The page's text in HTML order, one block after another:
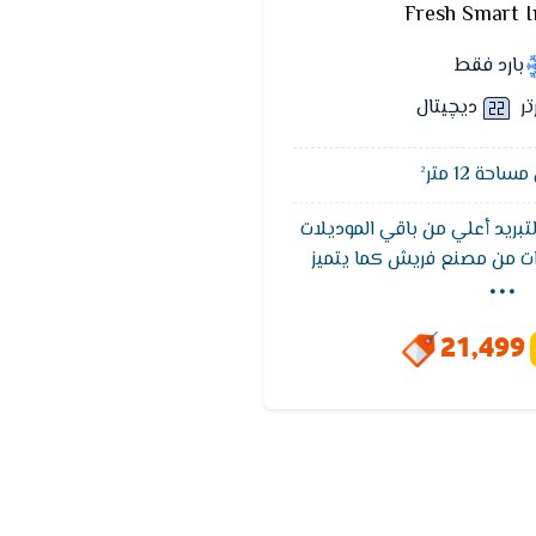
Fresh Smart
بارد فقط
ديچيتال
12 متر²
أعلي من باقي الموديلات
بضمان 5 سنوات من مصنع فريش كما يتميز
لدرجة الحراره المطلوبه
والاساليب المتطوره كما
...
21,499